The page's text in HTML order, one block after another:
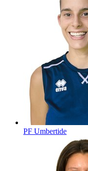
PF Umbertide